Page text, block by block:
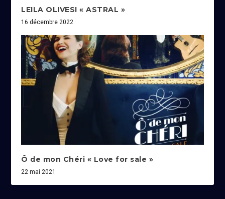
LEILA OLIVESI « ASTRAL »
16 décembre 2022
Ô de mon Chéri « Love for sale »
22 mai 2021